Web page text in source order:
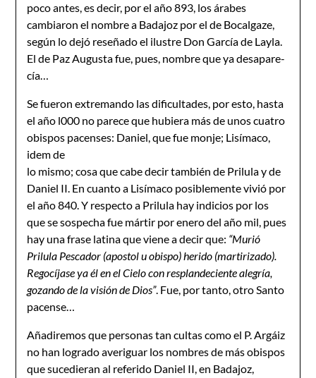
poco antes, es decir, por el año 893, los árabes
cambiaron el nombre a Badajoz por el de Bocalgaze,
según lo dejó reseñado el ilustre Don García de Layla.
El de Paz Augusta fue, pues, nombre que ya desapare­
cía…
Se fueron extremando las dificultades, por esto, hasta
el año l000 no parece que hubiera más de unos cuatro
obispos pacenses: Daniel, que fue monje; Lisímaco,
idem de
lo mismo; cosa que cabe decir también de Prilula y de
Daniel II. En cuanto a Lisímaco po­siblemente vivió por
el año 840. Y respecto a Prilula hay indicios por los
que se sospecha fue mártir por enero del año mil, pues
hay una frase latina que viene a decir que: “Murió
Prilula Pescador (apostol u obispo) herido (martirizado).
Regocíjase ya él en el Cie­lo con resplandeciente alegría,
gozando de la visión de Dios”. Fue, por tanto, otro Santo
pacense…
Añadiremos que personas tan cultas como el P. Argáiz
no han logrado averiguar los nom­bres de más obispos
que sucedieran al referido Daniel II, en Badajoz,